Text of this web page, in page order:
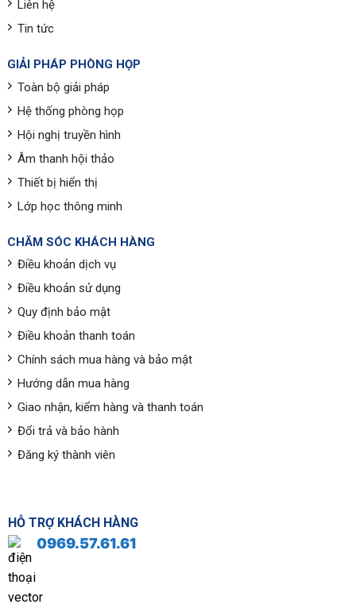
Liên hệ
Tin tức
GIẢI PHÁP PHÒNG HỌP
Toàn bộ giải pháp
Hệ thống phòng họp
Hội nghị truyền hình
Âm thanh hội thảo
Thiết bị hiển thị
Lớp học thông minh
CHĂM SÓC KHÁCH HÀNG
Điều khoản dịch vụ
Điều khoản sử dụng
Quy định bảo mật
Điều khoản thanh toán
Chính sách mua hàng và bảo mật
Hướng dẫn mua hàng
Giao nhận, kiểm hàng và thanh toán
Đổi trả và bảo hành
Đăng ký thành viên
HỖ TRỢ KHÁCH HÀNG
0969.57.61.61